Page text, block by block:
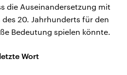
die Auseinandersetzung mit
20. Jahrhunderts für den
Bedeutung spielen könnte.
Wort